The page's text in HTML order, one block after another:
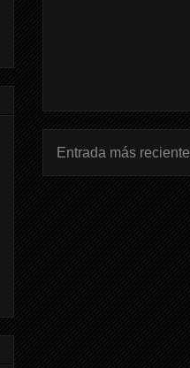
Entrada más reciente